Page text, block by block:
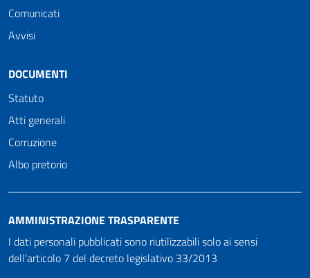
Comunicati
Avvisi
DOCUMENTI
Statuto
Atti generali
Corruzione
Albo pretorio
AMMINISTRAZIONE TRASPARENTE
I dati personali pubblicati sono riutilizzabili solo ai sensi
dell'articolo 7 del decreto legislativo 33/2013